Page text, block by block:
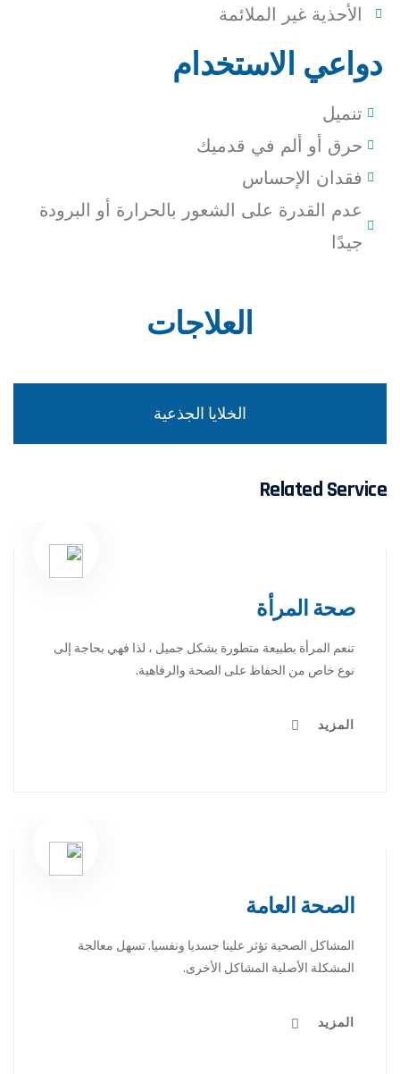
الأحذية غير الملائمة
دواعي الاستخدام
تنميل
حرق أو ألم في قدميك
فقدان الإحساس
عدم القدرة على الشعور بالحرارة أو البرودة
جيدًا
العلاجات
الخلايا الجذعية
Related Service
صحة المرأة
تنعم المرأة بطبيعة متطورة بشكل جميل ، لذا فهي بحاجة إلى
نوع خاص من الحفاظ على الصحة والرفاهية.
المزيد
الصحة العامة
المشاكل الصحية تؤثر علينا جسديا ونفسيا. تسهل معالجة
المشكلة الأصلية المشاكل الأخرى.
المزيد